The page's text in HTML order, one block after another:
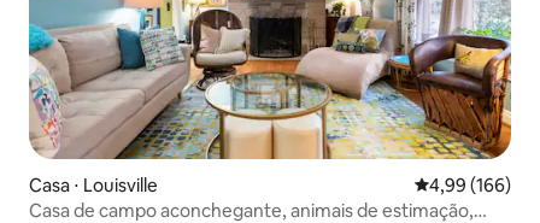
Casa ⋅ Louisville 4,99 de uma
4,99 (166)
Casa de campo aconchegante, animais de estimação,